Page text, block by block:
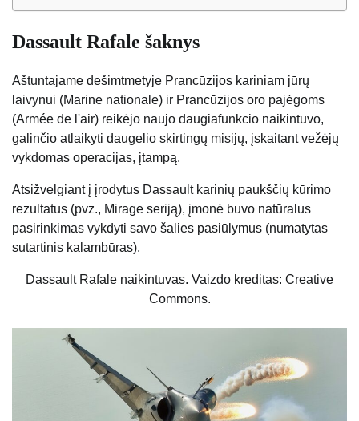
Dassault Rafale šaknys
Aštuntajame dešimtmetyje Prancūzijos kariniam jūrų
laivynui (Marine nationale) ir Prancūzijos oro pajėgoms
(Armée de l'air) reikėjo naujo daugiafunkcio naikintuvo,
galinčio atlaikyti daugelio skirtingų misijų, įskaitant vežėjų
vykdomas operacijas, įtampą.
Atsižvelgiant į įrodytus Dassault karinių paukščių kūrimo
rezultatus (pvz., Mirage seriją), įmonė buvo natūralus
pasirinkimas vykdyti savo šalies pasiūlymus (numatytas
sutartinis kalambūras).
Dassault Rafale naikintuvas. Vaizdo kreditas: Creative
Commons.